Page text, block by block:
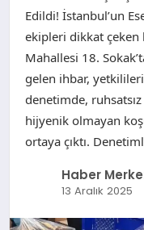
TEKNOLOJI
Edildi! İstanbul’un
ekipleri dikkat çeken
Mahallesi 18.
gelen ihbar,
denetimde,
hijyenik olmayan
ortaya çıktı.
Haber
13 Aralık 2025